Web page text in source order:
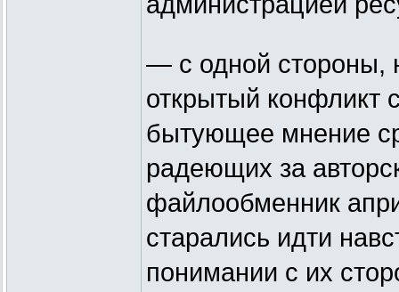
— с одной стороны,
открытый конфликт
бытующее мнение
радеющих за
файлообменник
старались идти
понимании с их